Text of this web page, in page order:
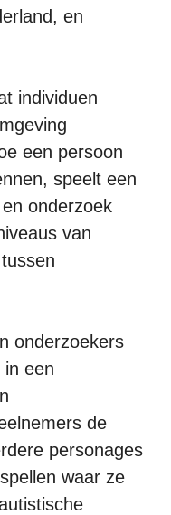
en
individuen
een persoon
speelt een
onderzoek
van
onderzoekers
in een
de
personages
waar ze